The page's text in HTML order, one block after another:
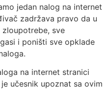
jedan nalog na internet
zadržava pravo da u
zloupotrebe, sve
i poništi sve opklade
na internet stranici
učesnik upoznat sa ovim